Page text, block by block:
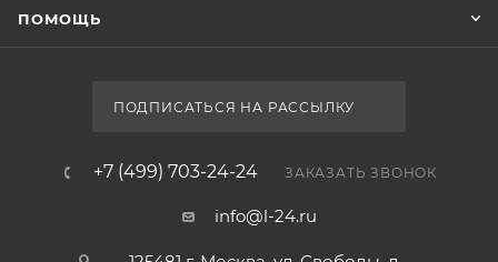
ПОМОЩЬ
ПОДПИСАТЬСЯ НА РАССЫЛКУ
+7 (499) 703-24-24 ЗАКАЗАТЬ ЗВОНОК
info@l-24.ru